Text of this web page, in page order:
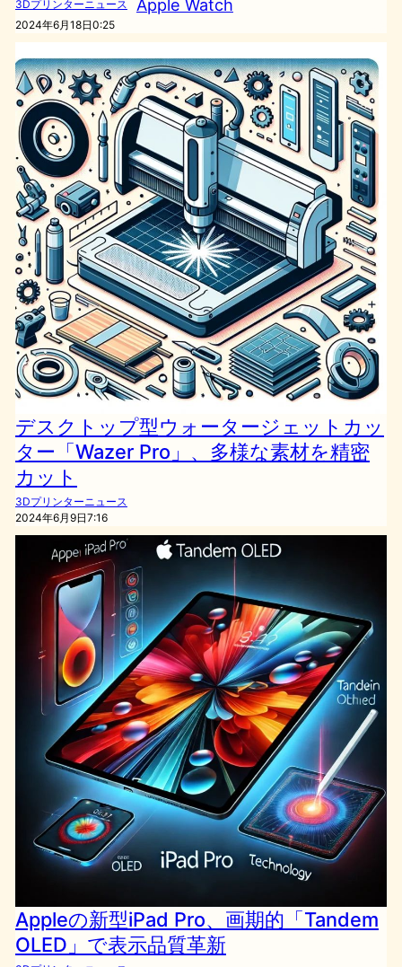
3Dプリンターニュース Apple Watch
2024年6月18日0:25
デスクトップ型ウォータージェットカッ
ター「Wazer Pro」、多様な素材を精密
カット
3Dプリンターニュース
2024年6月9日7:16
Appleの新型iPad Pro、画期的「Tandem
OLED」で表示品質革新